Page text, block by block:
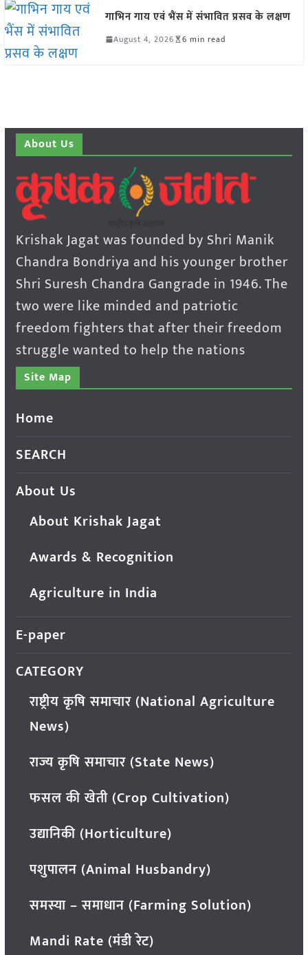
गाभिन गाय एवं भैंस में संभावित प्रसव के लक्षण
August 4, 2026 6 min read
About Us
Krishak Jagat was founded by Shri Manik
Chandra Bondriya and his younger brother
Shri Suresh Chandra Gangrade in 1946. The
two were like minded and patriotic
freedom fighters that after their freedom
struggle wanted to help the nations
Site Map
Home
SEARCH
About Us
About Krishak Jagat
Awards & Recognition
Agriculture in India
E-paper
CATEGORY
राष्ट्रीय कृषि समाचार (National Agriculture
News)
राज्य कृषि समाचार (State News)
फसल की खेती (Crop Cultivation)
उद्यानिकी (Horticulture)
पशुपालन (Animal Husbandry)
समस्या – समाधान (Farming Solution)
Mandi Rate (मंडी रेट)